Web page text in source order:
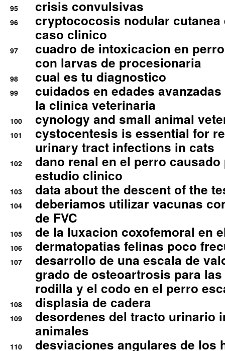
95 crisis convulsivas
96
cryptococosis nodular cutanea
caso clinico
97
cuadro de intoxicacion en
con larvas de procesionaria
98 cual es tu diagnostico
99
cuidados en edades
la clinica veterinaria
100 cynology and small animal
101
cystocentesis is essential for
urinary tract infections in cats
102
dano renal en el perro
estudio clinico
103 data about the descent of the
104
deberiamos utilizar vacunas
de FVC
105 de la luxacion coxofemoral en
106 dermatopatias felinas poco
107
desarrollo de una escala de
grado de osteoartrosis para
rodilla y el codo en el perro
108 displasia de cadera
109
desordenes del tracto urinario
animales
110
desviaciones angulares de los